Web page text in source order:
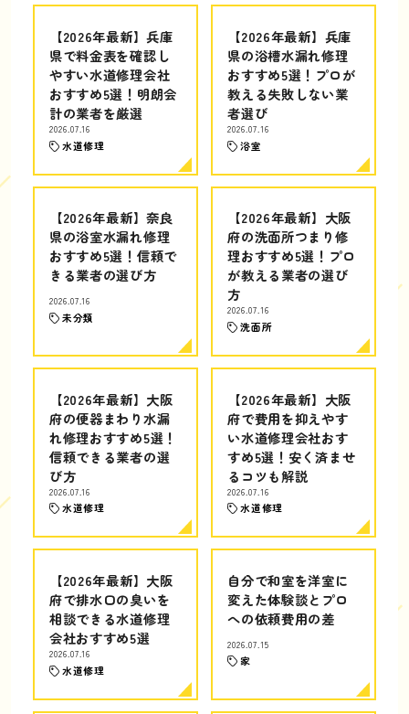
【2026年最新】兵庫
県で料金表を確認し
やすい水道修理会社
おすすめ5選！明朗会
計の業者を厳選
2026.07.16
水道修理
【2026年最新】兵庫
県の浴槽水漏れ修理
おすすめ5選！プロが
教える失敗しない業
者選び
2026.07.16
浴室
【2026年最新】奈良
県の浴室水漏れ修理
おすすめ5選！信頼で
きる業者の選び方
2026.07.16
未分類
【2026年最新】大阪
府の洗面所つまり修
理おすすめ5選！プロ
が教える業者の選び
方
2026.07.16
洗面所
【2026年最新】大阪
府の便器まわり水漏
れ修理おすすめ5選！
信頼できる業者の選
び方
2026.07.16
水道修理
【2026年最新】大阪
府で費用を抑えやす
い水道修理会社おす
すめ5選！安く済ませ
るコツも解説
2026.07.16
水道修理
【2026年最新】大阪
府で排水口の臭いを
相談できる水道修理
会社おすすめ5選
2026.07.16
水道修理
自分で和室を洋室に
変えた体験談とプロ
への依頼費用の差
2026.07.15
家